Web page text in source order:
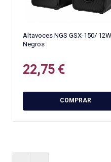
Altavoces NGS GSX-150/
Negros
22,75 €
COMPRAR